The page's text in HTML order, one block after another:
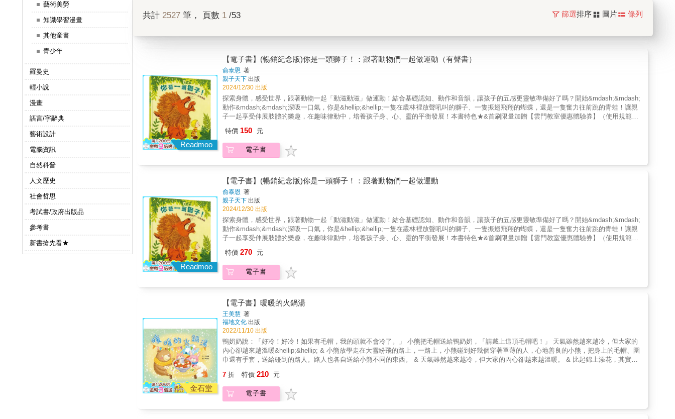
藝術美勞
知識學習漫畫
其他童書
青少年
羅曼史
輕小說
漫畫
語言/字辭典
藝術設計
電腦資訊
自然科普
人文歷史
社會哲思
考試書/政府出版品
參考書
新書搶先看★
共計 2527 筆， 頁數 1 /53 篩選排序 圖片 條列
Readmoo
【電子書】(暢銷紀念版)你是一頭獅子！：跟著動物們一起做運動（有聲書）
俞泰恩 著
親子天下 出版
2024/12/30 出版
探索身體，感受世界，跟著動物一起「動滋動滋」做運動！結合基礎認知、動作和音韻，讓孩子的五感更靈敏準備好了嗎？開始&mdash;&mdash;
動作&mdash;&mdash;深吸一口氣，你是&hellip;&hellip;一隻在叢林裡放聲吼叫的獅子、一隻振翅飛翔的蝴蝶，還是一隻奮力往前跳的青蛙！讓親
子一起享受伸展肢體的樂趣，在趣味律動中，培養孩子身、心、靈的平衡發展！本書特色★&首刷限量加贈【雲門教室優惠體驗券】（使用規範洽
發展手眼協調，促進感覺統合。★ 不只是繪本！更是有效幫助父母、幼師把握孩子體適能發展黃金階段的絕佳工具。研究指出，3-6歲是幼兒的神
經系統發展最發達的時期，幼兒在此時期的大小肌肉、平衡感若能得到完全的訓練，將對孩子的身心發展產生正面的影響。國外好評★ 美國亞馬
遜網路書店4.8顆星好評推薦★ 美國《紐約時報》專文介紹；美國《出版人週刊》、《學校圖書館期刊》、《書單》雜誌強力推薦名人搖擺推薦張
很癢，想要動一動，這種書最適合和○~六歲的孩子分享，不但眼睛看畫面、耳朵聽故事，還會跟著書上的引導，全身上下一起參與。我們今天要
來介紹幾本這種會讓孩子想要動手動腳的寶寶書！ 《你是一頭獅子！：跟著動物們一起做運動》就是一本在家裡或是在幼兒園裡都可以快樂享
受的身體律動圖畫書！獅子、貓咪、狗狗，還有青蛙和蝴蝶，他們都是怎樣擺動身體的呢？透過文字簡單清楚的引導「坐下，坐在你的腳後跟上。
雙手放在膝蓋上，伸出舌頭！現在你是......一頭獅子！」，讓孩子想像自己就是一隻在森林裡吼叫的森林之王。在跟著動物們做運動的過程中，一
方面培養孩子們的觀察力，引發他們的好奇心，跟著書上的引導，活動筋骨、伸展肢體，還可以把書裡的動物主角們延伸串接成一個自創的故事，
想像親子一起像動物一樣在森林裡吼叫遊逛。這本書裡最棒的部分是，內容不但有肢體伸展跳動，最後還有躺下來安靜放鬆的安排，讓孩子體會到
身體可動可靜，和在動靜之間的調節和自由。身體學會的，誰也拿不走温慧玟 | 勾勾手合作社發起人、雲門舞集舞蹈教室董事長&坐在腳後跟，雙
手放膝上，伸出舌頭，就是一隻獅子，是叢林之王；屈膝蹲下，雙腳站穩，雙手平放在地，跳起來！就是一隻在池塘裡跳躍的青蛙。簡潔的文字敘
述，延伸出廣大想像空間。身體動能，在紙上跳躍，生活的律動能量，逐漸風起雲湧。常有人問我：「雲門教室『生活律動』不教孩子拉筋、不教
在「想」事情、「說」道理、設計動作、展現創意，就連時間、空間、強度這些抽象的概念，孩子都能夠藉由身體的探索、知覺的遊戲，玩出智
慧。有一次去看課，看到一個男孩在教室中走著、跳著，一不小心卻跌倒了！心想教學老師會去招呼他，卻沒動靜，課程照常進行。我納悶了，踮
起腳尖再往教室內仔細瞧，發現小男孩在跌倒的剎那學起了毛毛蟲，在地上匍匐前進。動物，一向是孩子成長過程的好夥伴。透過律動方式，模擬
熱情和不息的探索，擁有這般基礎，學什麼都不怕困難。相信，與孩子細細共讀泰恩的《你是一頭獅子！：跟著動物們一起做運動》，不僅孩子，
每個如同你我的大人，都能用孩子的眼光看世界，從律動開始，展開驚喜連連的身體大冒險！打開身體，開始動起來。身體學會的，誰也拿不走！
律動起來，最快樂！謝明霏 | 雲門教室執行長跟著獅子一起做運動，啟動身體想像力！你可以是躍動的兔子、沉穩的大象、輕盈的蝴蝶，什麼都可
以。讓孩子透過閱讀與肢體學習，去探索與感受，只要身心一起律動，皆能感知生活的美好與圓滿。一如雲門教室期待每位孩子都能像隻小青蛙，
呱呱呱的在池塘裡開心跳躍，探索世界，優遊自在，健康，快樂，成長。&
特價 150 元
電子書
Readmoo
【電子書】(暢銷紀念版)你是一頭獅子！：跟著動物們一起做運動
俞泰恩 著
親子天下 出版
2024/12/30 出版
探索身體，感受世界，跟著動物一起「動滋動滋」做運動！結合基礎認知、動作和音韻，讓孩子的五感更靈敏準備好了嗎？開始&mdash;&mdash;
動作&mdash;&mdash;深吸一口氣，你是&hellip;&hellip;一隻在叢林裡放聲吼叫的獅子、一隻振翅飛翔的蝴蝶，還是一隻奮力往前跳的青蛙！讓親
子一起享受伸展肢體的樂趣，在趣味律動中，培養孩子身、心、靈的平衡發展！本書特色★&首刷限量加贈【雲門教室優惠體驗券】（使用規範洽
發展手眼協調，促進感覺統合。★ 不只是繪本！更是有效幫助父母、幼師把握孩子體適能發展黃金階段的絕佳工具。研究指出，3-6歲是幼兒的神
經系統發展最發達的時期，幼兒在此時期的大小肌肉、平衡感若能得到完全的訓練，將對孩子的身心發展產生正面的影響。國外好評★ 美國亞馬
遜網路書店4.8顆星好評推薦★ 美國《紐約時報》專文介紹；美國《出版人週刊》、《學校圖書館期刊》、《書單》雜誌強力推薦名人搖擺推薦張
一動，這種書最適合和○~六歲的孩子分享，不但眼睛看畫面、耳朵聽故事，還會跟著書上的引導，全身上下一起參與。我們今天要來介紹幾本這
種會讓孩子想要動手動腳的寶寶書！ 《你是一頭獅子！：跟著動物們一起做運動》就是一本在家裡或是在幼兒園裡都可以快樂享受的身體律動
圖畫書！獅子、貓咪、狗狗，還有青蛙和蝴蝶，他們都是怎樣擺動身體的呢？透過文字簡單清楚的引導「坐下，坐在你的腳後跟上。雙手放在膝蓋
上，伸出舌頭！現在你是......一頭獅子！」，讓孩子想像自己就是一隻在森林裡吼叫的森林之王。在跟著動物們做運動的過程中，一方面培養孩子
們的觀察力，引發他們的好奇心，跟著書上的引導，活動筋骨、伸展肢體，還可以把書裡的動物主角們延伸串接成一個自創的故事，想像親子一起
像動物一樣在森林裡吼叫遊逛。這本書裡最棒的部分是，內容不但有肢體伸展跳動，最後還有躺下來安靜放鬆的安排，讓孩子體會到身體可動可
靜，和在動靜之間的調節和自由。身體學會的，誰也拿不走溫慧玟 | 勾勾手合作社發起人、雲門基金會董事坐在腳後跟，雙手放膝上，伸出舌頭，
就是一隻獅子，是叢林之王；屈膝蹲下，雙腳站穩，雙手平放在地，跳起來！就是一隻在池塘裡跳躍的青蛙。簡潔的文字敘述，延伸出廣大想像空
間。身體動能，在紙上跳躍，生活的律動能量，逐漸風起雲湧。常有人問我：「雲門教室『生活律動』不教孩子拉筋、不教下腰、甚至不教跳舞，
道理、設計動作、展現創意，就連時間、空間、強度這些抽象的概念，孩子都能夠藉由身體的探索、知覺的遊戲，玩出智慧。有一次去看課，看到
一個男孩在教室中走著、跳著，一不小心卻跌倒了！心想教學老師會去招呼他，卻沒動靜，課程照常進行。我納悶了，踮起腳尖再往教室內仔細
瞧，發現小男孩在跌倒的剎那學起了毛毛蟲，在地上匍匐前進。動物，一向是孩子成長過程的好夥伴。透過律動方式，模擬動物的生活樣態、個性
特價 270 元
電子書
金石堂
【電子書】暖暖的火鍋湯
王美慧 著
福地文化 出版
2022/11/10 出版
鴨奶奶說：「好冷！好冷！如果有毛帽，我的頭就不會冷了。」 小熊把毛帽送給鴨奶奶，「請戴上這頂毛帽吧！」 天氣雖然越來越冷，但大家的
內心卻越來越溫暖&hellip;&hellip; & 小熊放學走在大雪紛飛的路上，一路上，小熊碰到好幾個穿著單薄的人，心地善良的小熊，把身上的毛帽、圍
巾還有手套，送給碰到的路人。路人也各自送給小熊不同的東西。 & 天氣雖然越來越冷，但大家的內心卻越來越溫暖。 & 比起錦上添花，其實我
火鍋湯，就不會冷了！ ★好冷！好冷！關懷需要幫助的人，心也暖和起來了！ ★跟著小熊一起回家，讓美好的事情持續發生。 ★觀察白雪紛飛的
7 折 特價 210 元
電子書